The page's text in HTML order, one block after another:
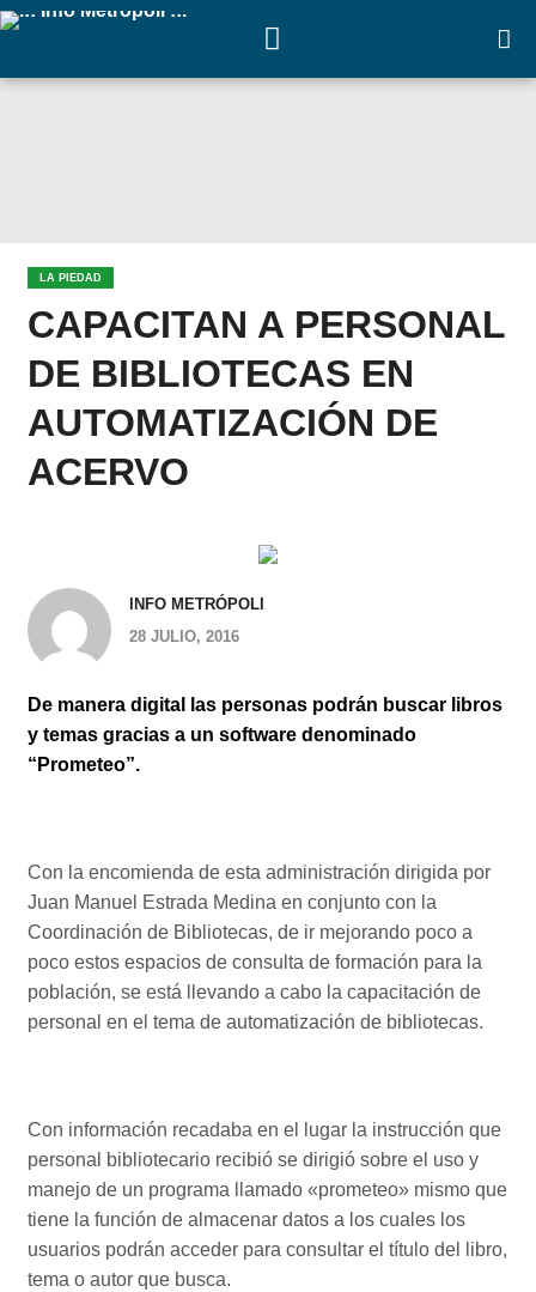
LA PIEDAD
CAPACITAN A PERSONAL
DE BIBLIOTECAS EN
AUTOMATIZACIÓN DE
ACERVO
INFO METRÓPOLI
28 JULIO, 2016
De manera digital las personas podrán buscar libros
y temas gracias a un software denominado
“Prometeo”.
Con la encomienda de esta administración dirigida por
Juan Manuel Estrada Medina en conjunto con la
Coordinación de Bibliotecas, de ir mejorando poco a
poco estos espacios de consulta de formación para la
población, se está llevando a cabo la capacitación de
personal en el tema de automatización de bibliotecas.
Con información recadaba en el lugar la instrucción que
personal bibliotecario recibió se dirigió sobre el uso y
manejo de un programa llamado «prometeo» mismo que
tiene la función de almacenar datos a los cuales los
usuarios podrán acceder para consultar el título del libro,
tema o autor que busca.